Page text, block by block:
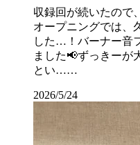
収録回が続いたので
オープニングでは、
した…！バーナー音
ました📢ずっきーが
とい……
2026/5/24